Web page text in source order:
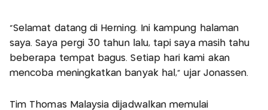
"Selamat datang di Herning. Ini kampung halaman
saya. Saya pergi 30 tahun lalu, tapi saya masih tahu
beberapa tempat bagus. Setiap hari kami akan
mencoba meningkatkan banyak hal," ujar Jonassen.
Tim Thomas Malaysia dijadwalkan memulai